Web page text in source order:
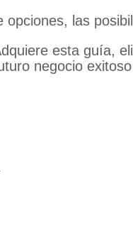
opciones, las
esta guía,
negocio